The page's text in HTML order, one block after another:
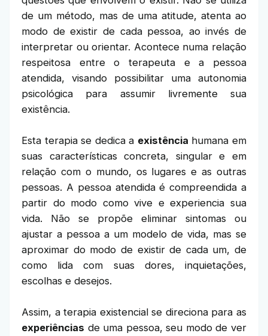
de um método, mas de uma atitude, atenta ao
modo de existir de cada pessoa, ao invés de
interpretar ou orientar. Acontece numa relação
respeitosa entre o terapeuta e a pessoa
atendida, visando possibilitar uma autonomia
psicológica para assumir livremente sua
existência.
Esta terapia se dedica a existência humana em
suas características concreta, singular e em
relação com o mundo, os lugares e as outras
pessoas. A pessoa atendida é compreendida a
partir do modo como vive e experiencia sua
vida. Não se propõe eliminar sintomas ou
ajustar a pessoa a um modelo de vida, mas se
aproximar do modo de existir de cada um, de
como lida com suas dores, inquietações,
escolhas e desejos.
Assim, a terapia existencial se direciona para as
experiências de uma pessoa, seu modo de ver